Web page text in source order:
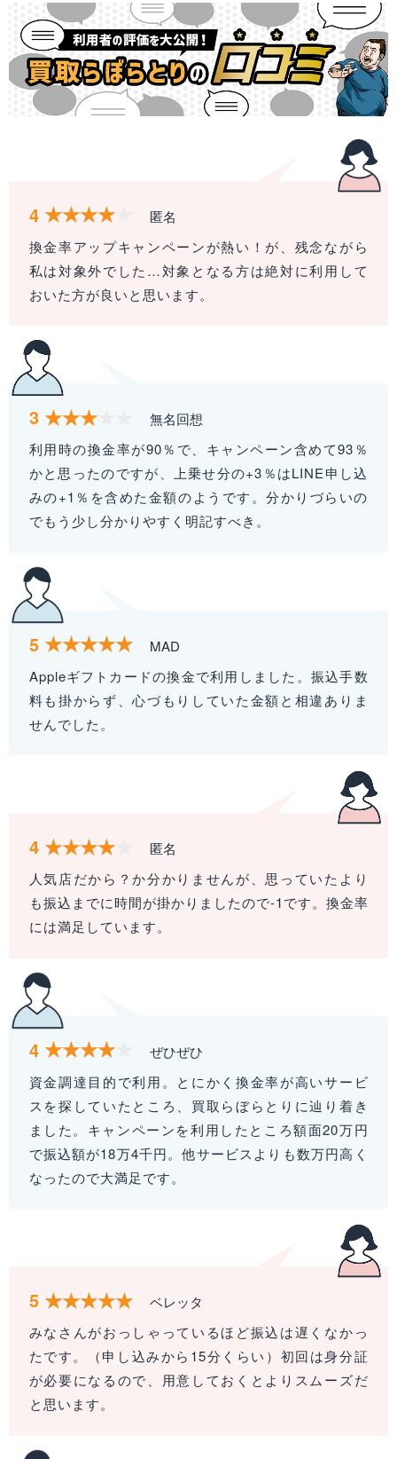
4
匿名
換金率アップキャンペーンが熱い！が、残念ながら
私は対象外でした…対象となる方は絶対に利用して
おいた方が良いと思います。
3
無名回想
利用時の換金率が90％で、キャンペーン含めて93％
かと思ったのですが、上乗せ分の+3％はLINE申し込
みの+1％を含めた金額のようです。分かりづらいの
でもう少し分かりやすく明記すべき。
5
MAD
Appleギフトカードの換金で利用しました。振込手数
料も掛からず、心づもりしていた金額と相違ありま
せんでした。
4
匿名
人気店だから？か分かりませんが、思っていたより
も振込までに時間が掛かりましたので-1です。換金率
には満足しています。
4
ぜひぜひ
資金調達目的で利用。とにかく換金率が高いサービ
スを探していたところ、買取らぼらとりに辿り着き
ました。キャンペーンを利用したところ額面20万円
で振込額が18万4千円。他サービスよりも数万円高く
なったので大満足です。
5
ベレッタ
みなさんがおっしゃっているほど振込は遅くなかっ
たです。（申し込みから15分くらい）初回は身分証
が必要になるので、用意しておくとよりスムーズだ
と思います。